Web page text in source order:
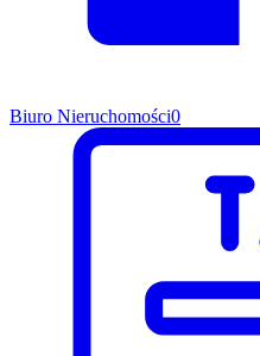
Biuro Nieruchomości0